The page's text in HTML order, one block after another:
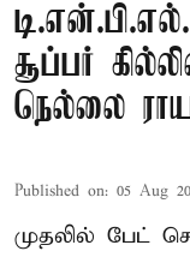
சூப்பர்
நெல்லை
Published on: 05 Aug
முதலில் பேட்